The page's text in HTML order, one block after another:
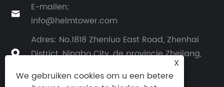

E-mailen:
info@helmtower.com

Adres: No.1818 Zhenluo East Road, Zhenhai
District, Ningbo City, de provincie Zhejiang,
X
We gebruiken cookies om u een betere